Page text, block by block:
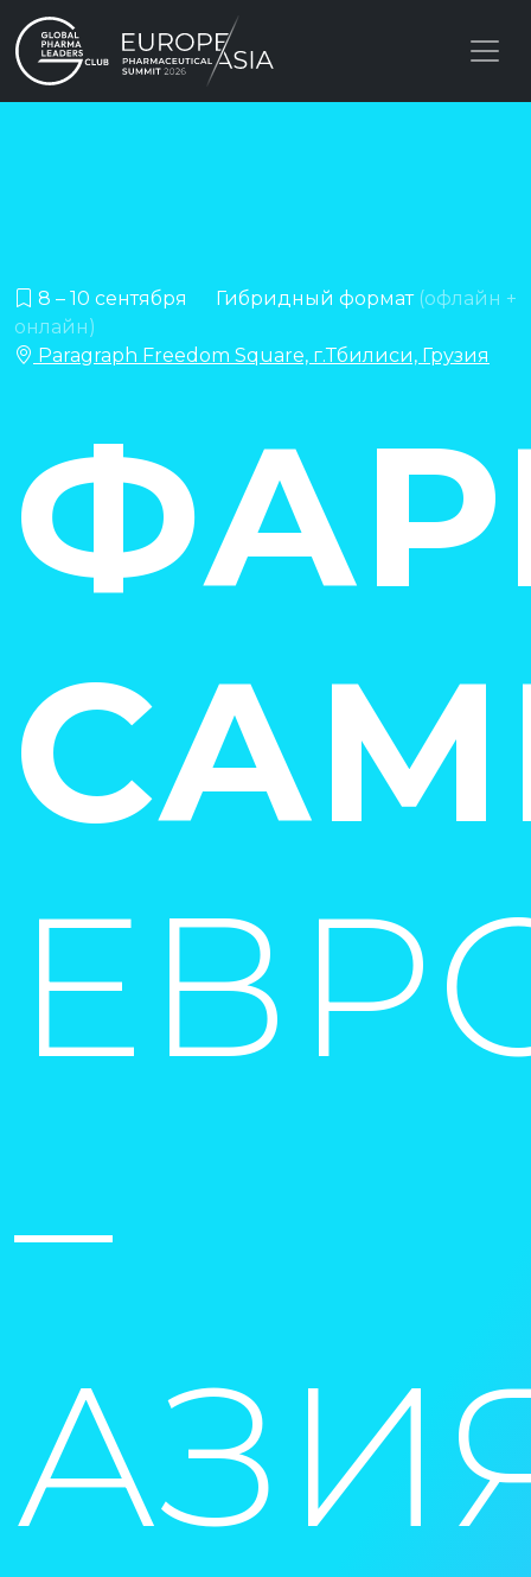
8 – 10 сентября Гибридный формат (офлайн +
онлайн)
Paragraph Freedom Square, г.Тбилиси, Грузия
–